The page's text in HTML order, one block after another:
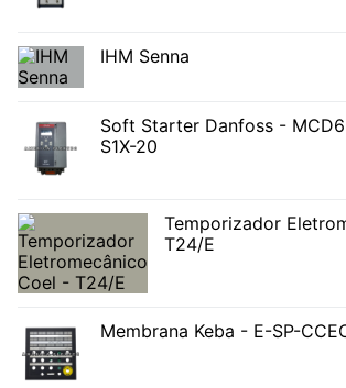
IHM Senna
Soft Starter Danfoss -
S1X-20
Temporizador
T24/E
Membrana Keba - E-SP-